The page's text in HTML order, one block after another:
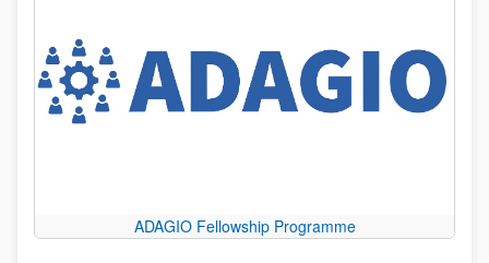
ADAGIO Fellowship Programme